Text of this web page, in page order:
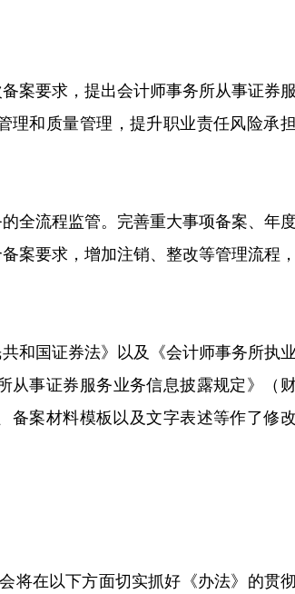
案要求，提出会计师事务所从事证券
理和质量管理，提升职业责任风险承
全流程监管。完善重大事项备案、年
案要求，增加注销、整改等管理流程
和国证券法》以及《会计师事务所执
从事证券服务业务信息披露规定》（
备案材料模板以及文字表述等作了修
将在以下方面切实抓好《办法》的贯